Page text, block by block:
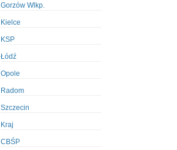
Gorzów Wlkp.
Kielce
KSP
Łódź
Opole
Radom
Szczecin
Kraj
CBŚP